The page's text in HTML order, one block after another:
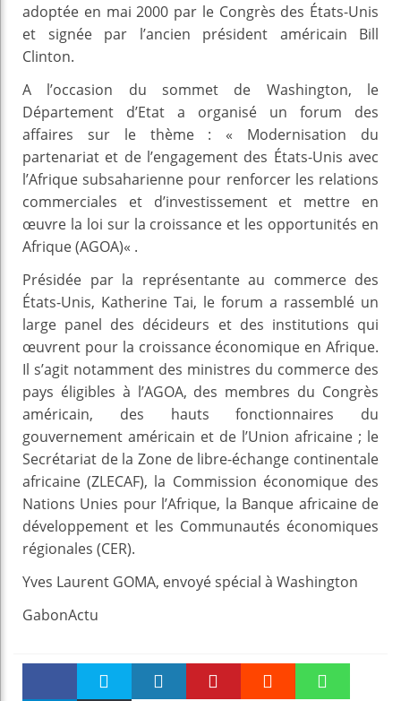
adoptée en mai 2000 par le Congrès des États-Unis
et signée par l’ancien président américain Bill
Clinton.
A l’occasion du sommet de Washington, le
Département d’Etat a organisé un forum des
affaires sur le thème : « Modernisation du
partenariat et de l’engagement des États-Unis avec
l’Afrique subsaharienne pour renforcer les relations
commerciales et d’investissement et mettre en
œuvre la loi sur la croissance et les opportunités en
Afrique (AGOA)« .
Présidée par la représentante au commerce des
États-Unis, Katherine Tai, le forum a rassemblé un
large panel des décideurs et des institutions qui
œuvrent pour la croissance économique en Afrique.
Il s’agit notamment des ministres du commerce des
pays éligibles à l’AGOA, des membres du Congrès
américain, des hauts fonctionnaires du
gouvernement américain et de l’Union africaine ; le
Secrétariat de la Zone de libre-échange continentale
africaine (ZLECAF), la Commission économique des
Nations Unies pour l’Afrique, la Banque africaine de
développement et les Communautés économiques
régionales (CER).
Yves Laurent GOMA, envoyé spécial à Washington
GabonActu